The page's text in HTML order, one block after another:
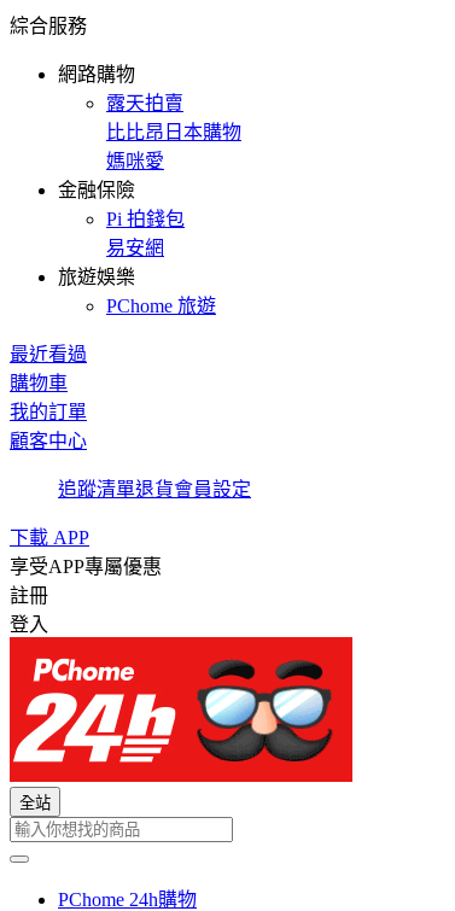
綜合服務
網路購物
露天拍賣
比比昂日本購物
媽咪愛
金融保險
Pi 拍錢包
易安網
旅遊娛樂
PChome 旅遊
最近看過
購物車
我的訂單
顧客中心
追蹤清單退貨會員設定
下載 APP
享受APP專屬優惠
註冊
登入
全站
PChome 24h購物